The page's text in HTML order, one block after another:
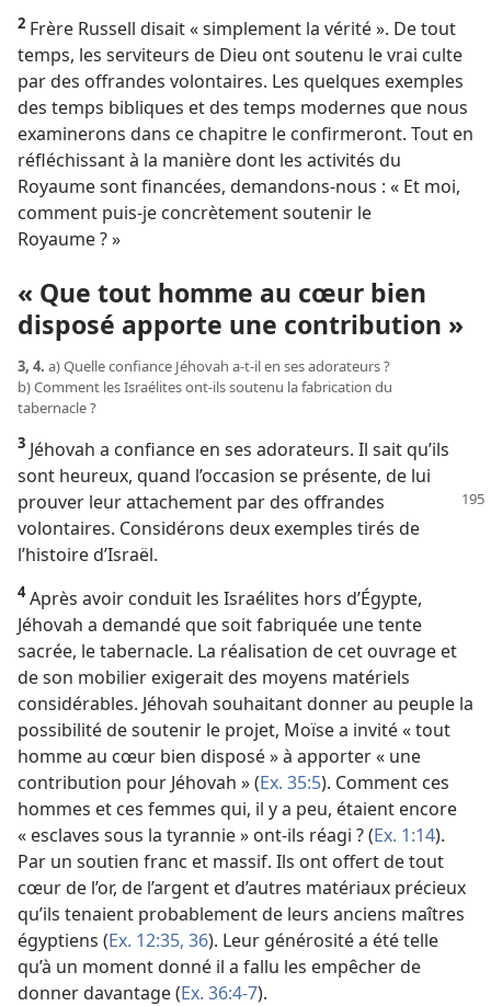
2 Frère Russell disait « simplement la vérité ». De tout
temps, les serviteurs de Dieu ont soutenu le vrai culte
par des offrandes volontaires. Les quelques exemples
des temps bibliques et des temps modernes que nous
examinerons dans ce chapitre le confirmeront. Tout en
réfléchissant à la manière dont les activités du
Royaume sont financées, demandons-​nous : « Et moi,
comment puis-​je concrètement soutenir le
Royaume ? »
« Que tout homme au cœur bien
disposé apporte une contribution »
3, 4. a) Quelle confiance Jéhovah a-​t-​il en ses adorateurs ?
b) Comment les Israélites ont-​ils soutenu la fabrication du
tabernacle ?
3 Jéhovah a confiance en ses adorateurs. Il sait qu’ils
sont heureux, quand l’occasion se présente, de lui
prouver leur attachement par des offrandes
volontaires. Considérons deux exemples tirés de
l’histoire d’Israël.
4Après avoir conduit les Israélites hors d’Égypte,
Jéhovah a demandé que soit fabriquée une tente
sacrée, le tabernacle. La réalisation de cet ouvrage et
de son mobilier exigerait des moyens matériels
considérables. Jéhovah souhaitant donner au peuple la
possibilité de soutenir le projet, Moïse a invité « tout
homme au cœur bien disposé » à apporter « une
contribution pour Jéhovah » (Ex. 35:5). Comment ces
hommes et ces femmes qui, il y a peu, étaient encore
« esclaves sous la tyrannie » ont-​ils réagi ? (Ex. 1:14).
Par un soutien franc et massif. Ils ont offert de tout
cœur de l’or, de l’argent et d’autres matériaux précieux
qu’ils tenaient probablement de leurs anciens maîtres
égyptiens (Ex. 12:35, 36). Leur générosité a été telle
qu’à un moment donné il a fallu les empêcher de
donner davantage (Ex. 36:4-7).